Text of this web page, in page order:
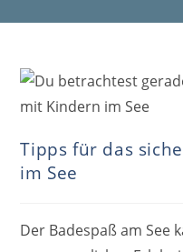
Tipps für das
im See
Der Badespaß am See